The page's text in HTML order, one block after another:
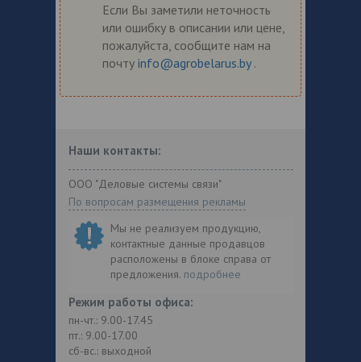
Если Вы заметили неточность
или ошибку в описании или цене,
пожалуйста, сообщите нам на
почту info@agrobelarus.by .
Наши контакты:
ООО "Деловые системы связи"
По вопросам размещения рекламы
Мы не реализуем продукцию,
контактные данные продавцов
расположены в блоке справа от
предложения. подробнее
Режим работы офиса:
пн-чт.: 9.00-17.45
пт.: 9.00-17.00
сб-вс.: выходной